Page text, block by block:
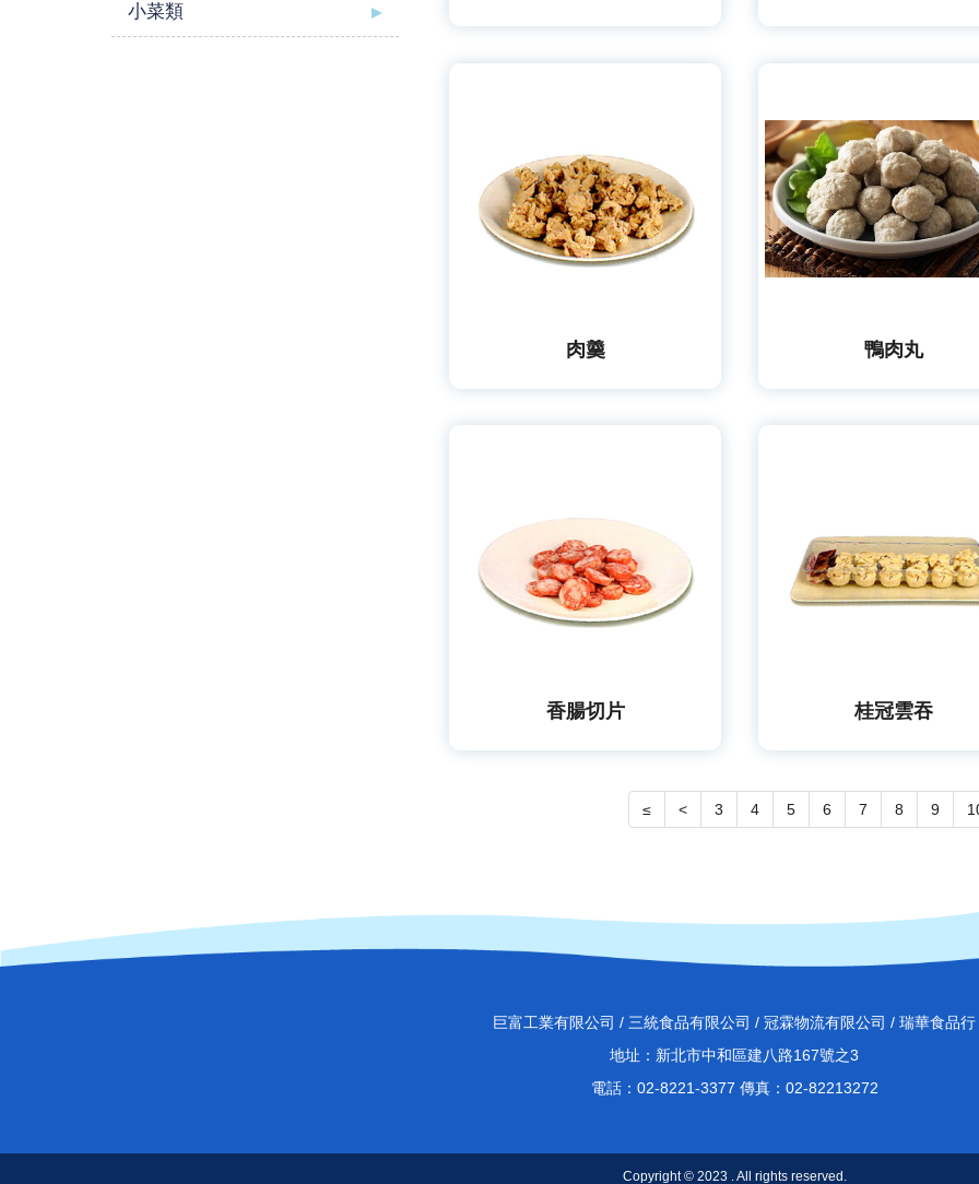
小菜類
肉羹 鴨肉丸
香腸切片 桂冠雲吞
≤ < 3 4 5 6 7 8 9
巨富工業有限公司 / 三統食品有限公司 / 冠霖物流有限公司 / 瑞華食品行
地址：新北市中和區建八路167號之3
電話：02-8221-3377 傳真：02-82213272
Copyright © 2023 . All rights reserved.